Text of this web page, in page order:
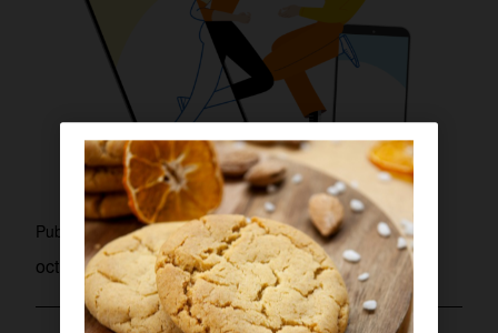
Publicado porpablo
octubre 4, 2022